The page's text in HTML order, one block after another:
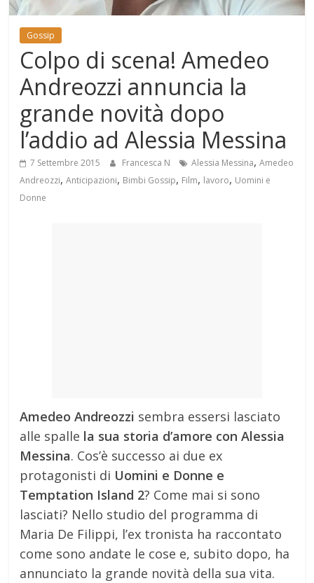
Mondo
Gossip
Colpo di scena! Amedeo
Andreozzi annuncia la
grande novità dopo
l’addio ad Alessia Messina
7 Settembre 2015 Francesca N Alessia Messina,Amedeo
Andreozzi,Anticipazioni, Bimbi Gossip, Film, lavoro, Uomini e
Donne
Amedeo Andreozzi sembra essersi lasciato
alle spalle la sua storia d’amore con Alessia
Messina. Cos’è successo ai due ex
protagonisti di Uomini e Donne e
Temptation Island 2? Come mai si sono
lasciati? Nello studio del programma di
Maria De Filippi, l’ex tronista ha raccontato
come sono andate le cose e, subito dopo, ha
annunciato la grande novità della sua vita.